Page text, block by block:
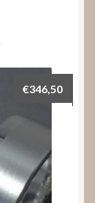
€346,50